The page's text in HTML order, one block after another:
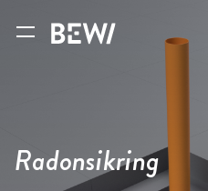
Radonsikring